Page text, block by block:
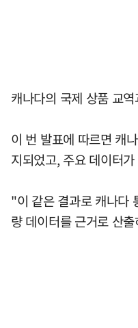
캐나다의 국제 상품 교
이 번 발표에 따르면 캐
지되었고, 주요 데이터
"이 같은 결과로 캐나다
량 데이터를 근거로 산